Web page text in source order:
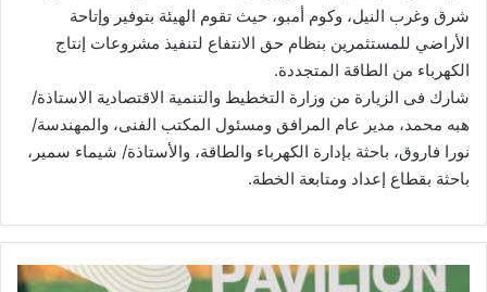
شرق وغرب النيل، وكوم أمبو، حيث تقوم الهيئة بتوفير وإتاحة
الأراضي للمستثمرين بنظام حق الانتفاع لتنفيذ مشروعات إنتاج
الكهرباء من الطاقة المتجددة.
شارك فى الزيارة من وزارة التخطيط والتنمية الاقتصادية الاستاذة/
هبه محمد، مدير عام المرافق ومسئول المكتب الفنى، والمهندسة/
نورا فاروق، باحثة بإدارة الكهرباء والطاقة، والأستاذة/ شيماء سمير،
باحثة بقطاع إعداد ومتابعة الخطة.